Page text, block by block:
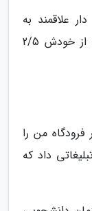
علاقمند به
بازیگریست و تنها یک بنام عرفان دارد که از خودش 2/5
خانمی در فرودگاه من را
داد که